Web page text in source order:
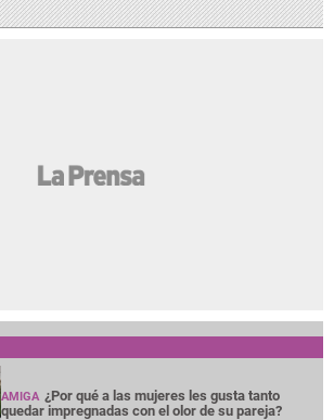
AMIGA ¿Por qué a las mujeres les gusta tanto
quedar impregnadas con el olor de su pareja?